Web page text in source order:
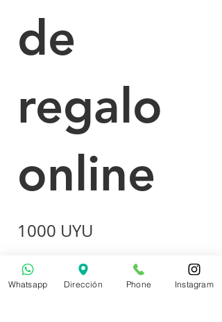
de
regalo
online
1000 UYU
Monto
Whatsapp Dirección Phone Instagram